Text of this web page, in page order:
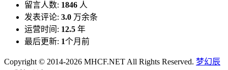
留言人数: 1846 人
发表评论: 3.0 万余条
运营时间: 12.5 年
最后更新: 1个月前
Copyright © 2014-2026 MHCF.NET All Rights Reserved. 梦幻辰